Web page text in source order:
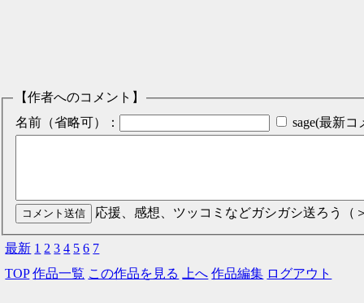
【作者へのコメント】
名前（省略可）：
sage(最新
応援、感想、ツッコミなどガシガシ送ろう（
最新 1 2 3 4 5 6 7
TOP 作品一覧 この作品を見る 上へ 作品編集 ログアウト